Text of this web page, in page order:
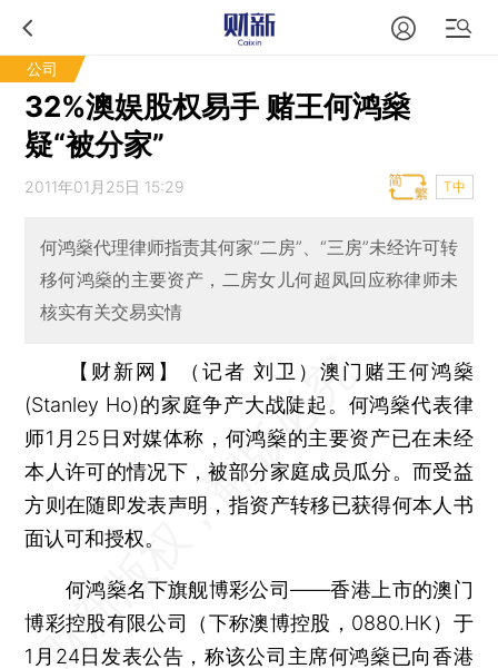
公司
32%澳娱股权易手 赌王何鸿燊
疑“被分家”
2011年01月25日 15:29 T中
何鸿燊代理律师指责其何家“二房”、“三房”未经许可转
移何鸿燊的主要资产，二房女儿何超凤回应称律师未
核实有关交易实情
【财新网】（记者 刘卫）澳门赌王何鸿燊
(Stanley Ho)的家庭争产大战陡起。何鸿燊代表律
师1月25日对媒体称，何鸿燊的主要资产已在未经
本人许可的情况下，被部分家庭成员瓜分。而受益
方则在随即发表声明，指资产转移已获得何本人书
面认可和授权。
何鸿燊名下旗舰博彩公司——香港上市的澳门
博彩控股有限公司（下称澳博控股，0880.HK）于
1月24日发表公告，称该公司主席何鸿燊已向香港